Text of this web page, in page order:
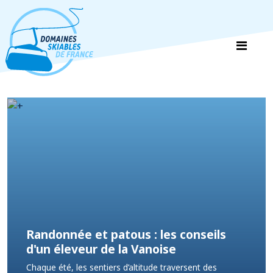
Randonnée et patous : les conseils
d'un éleveur de la Vanoise
Chaque été, les sentiers d’altitude traversent des
Panneau de gestion des cookies